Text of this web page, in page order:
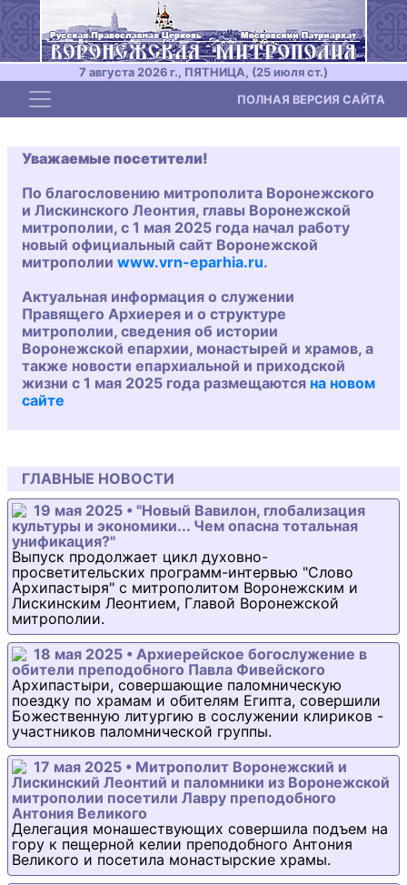
7 августа 2026 г., ПЯТНИЦА, (25 июля ст.)
Toggle navigation ПОЛНАЯ ВЕРСИЯ САЙТА
Уважаемые посетители!
По благословению митрополита Воронежского
и Лискинского Леонтия, главы Воронежской
митрополии, с 1 мая 2025 года начал работу
новый официальный сайт Воронежской
митрополии www.vrn-eparhia.ru.
Актуальная информация о служении
Правящего Архиерея и о структуре
митрополии, сведения об истории
Воронежской епархии, монастырей и храмов, а
также новости епархиальной и приходской
жизни с 1 мая 2025 года размещаются на новом
сайте
ГЛАВНЫЕ НОВОСТИ
19 мая 2025 • "Новый Вавилон, глобализация
культуры и экономики... Чем опасна тотальная
унификация?"
Выпуск продолжает цикл духовно-
просветительских программ-интервью "Слово
Архипастыря" с митрополитом Воронежским и
Лискинским Леонтием, Главой Воронежской
митрополии.
18 мая 2025 • Архиерейское богослужение в
обители преподобного Павла Фивейского
Архипастыри, совершающие паломническую
поездку по храмам и обителям Египта, совершили
Божественную литургию в сослужении клириков -
участников паломнической группы.
17 мая 2025 • Митрополит Воронежский и
Лискинский Леонтий и паломники из Воронежской
митрополии посетили Лавру преподобного
Антония Великого
Делегация монашествующих совершила подъем на
гору к пещерной келии преподобного Антония
Великого и посетила монастырские храмы.